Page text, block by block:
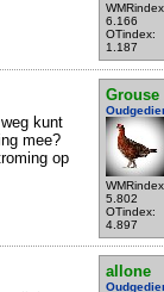
6.166
OTindex:
1.187
Grouse
5.802
OTindex:
4.897
kunt
mee?
op
allone